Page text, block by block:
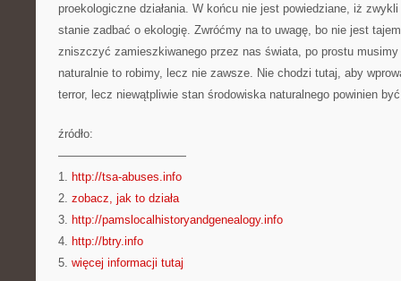
proekologiczne działania. W końcu nie jest powiedziane, iż
stanie zadbać o ekologię. Zwróćmy na to uwagę, bo nie jest
zniszczyć zamieszkiwanego przez nas świata, po prostu
naturalnie to robimy, lecz nie zawsze. Nie chodzi tutaj, aby
terror, lecz niewątpliwie stan środowiska naturalnego powinien
źródło:
———————————
1. http://tsa-abuses.info
2. zobacz, jak to działa
3. http://pamslocalhistoryandgenealogy.info
4. http://btry.info
5. więcej informacji tutaj